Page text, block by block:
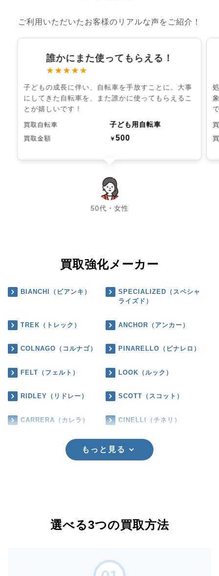
ご利用いただいたお客様のリアルな声をご紹介！
誰かにまた使ってもらえる！
★★★★★
子どもの成長に伴い、自転車を手放すことに。大事
にしてきた自転車を、また誰かに使ってもらえるこ
とが嬉しいです！
買取自転車 子ども用自転車
買取金額 ￥500
50代・女性
chevron_left chevron_right
買取強化メーカー
BIANCHI（ビアンキ）
SPECIALIZED（スペシャ
ライズド）
TREK（トレック） ANCHOR（アンカー）
COLNAGO（コルナゴ） PINARELLO（ピナレロ）
FELT（フェルト） LOOK（ルック）
RIDLEY（リドレー） SCOTT（スコット）
CARRERA（カレラ） CINELLI（チネリ）
もっと見る
選べる3つの買取方法